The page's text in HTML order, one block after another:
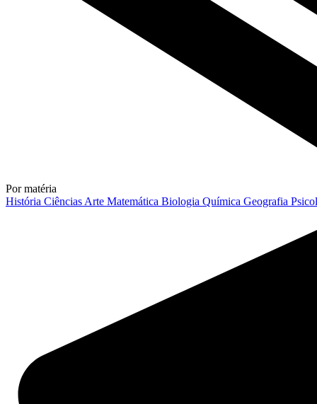
Por matéria
História Ciências Arte Matemática Biologia Química Geografia